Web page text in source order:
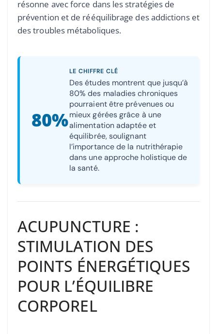
résonne avec force dans les stratégies de
prévention et de rééquilibrage des addictions et
des troubles métaboliques.
80%
LE CHIFFRE CLÉ
Des études montrent que jusqu’à
80% des maladies chroniques
pourraient être prévenues ou
mieux gérées grâce à une
alimentation adaptée et
équilibrée, soulignant
l’importance de la nutrithérapie
dans une approche holistique de
la santé.
ACUPUNCTURE :
STIMULATION DES
POINTS ÉNERGÉTIQUES
POUR L’ÉQUILIBRE
CORPOREL